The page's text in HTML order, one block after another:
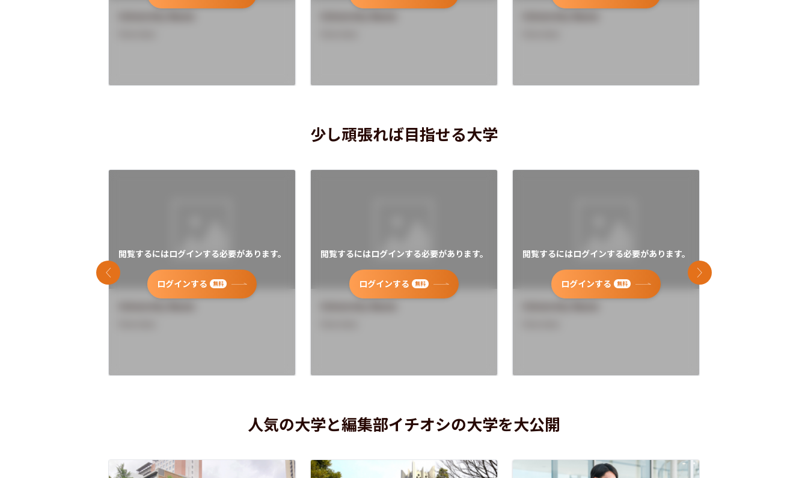
少し頑張れば目指せる大学
閲覧するにはログインする必要があります。
ログインする 無料
閲覧するにはログインする必要があります。
ログインする 無料
閲覧するにはログインする必要があります。
ログインする 無料
前のスライド 次のスライド
人気の大学と編集部イチオシの大学を大公開